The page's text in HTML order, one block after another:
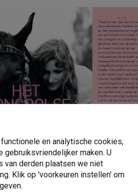
en analytische cookies,
gebruiksvriendelijker maken. U
van derden plaatsen we niet
Klik op 'voorkeuren instellen' om